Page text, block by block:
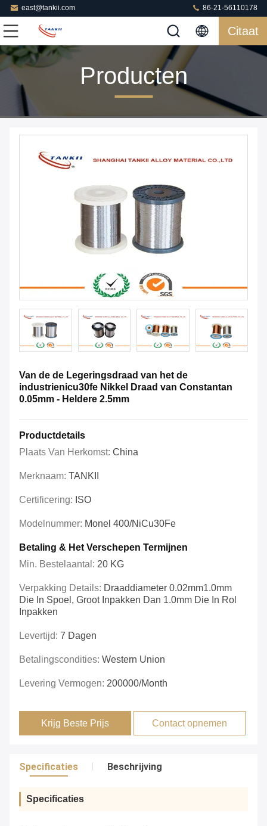
east@tankii.com 86-21-56110178
Citaat
Producten
Van de de Legeringsdraad van het de
industrienicu30fe Nikkel Draad van Constantan
0.05mm - Heldere 2.5mm
Productdetails
Plaats Van Herkomst: China
Merknaam: TANKII
Certificering: ISO
Modelnummer: Monel 400/NiCu30Fe
Betaling & Het Verschepen Termijnen
Min. Bestelaantal: 20 KG
Verpakking Details: Draaddiameter 0.02mm1.0mm
Die In Spoel, Groot Inpakken Dan 1.0mm Die In Rol
Inpakken
Levertijd: 7 Dagen
Betalingscondities: Western Union
Levering Vermogen: 200000/month
Krijg Beste Prijs Contact opnemen
Specificaties Beschrijving
Specificaties